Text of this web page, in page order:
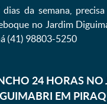
da semana,
no Jardim
(41) 98803-5250
24 HORAS NO
EM